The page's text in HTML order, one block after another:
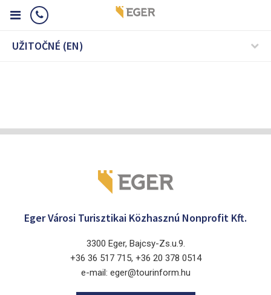
UŽITOČNÉ (EN)
Eger Városi Turisztikai Közhasznú Nonprofit Kft.
3300 Eger, Bajcsy-Zs.u.9.
+36 36 517 715, +36 20 378 0514
e-mail: eger@tourinform.hu